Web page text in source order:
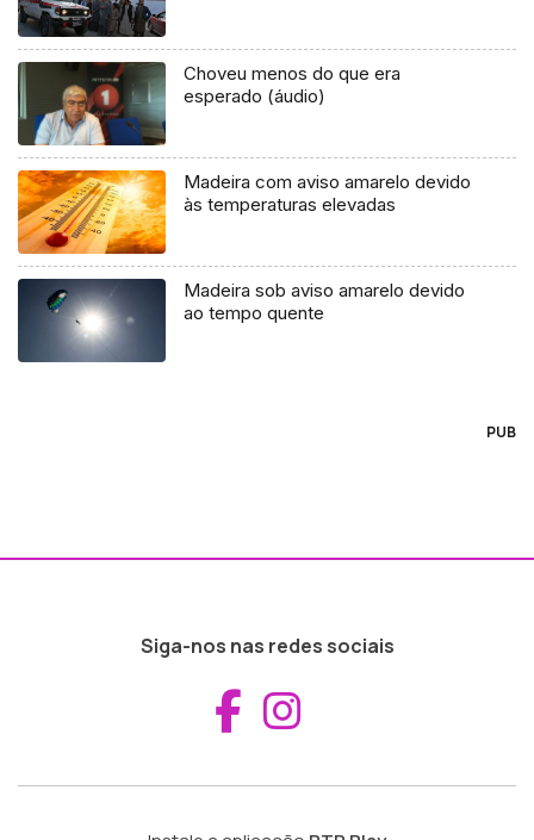
Choveu menos do que era
esperado (áudio)
Madeira com aviso amarelo devido
às temperaturas elevadas
Madeira sob aviso amarelo devido
ao tempo quente
PUB
Siga-nos nas redes sociais
Aceder ao